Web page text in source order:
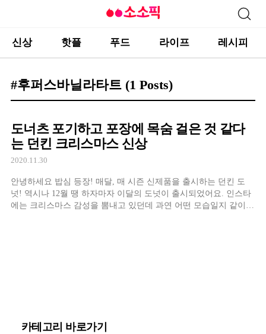
신상 핫플 푸드 라이프 레시피
#후퍼스바닐라타트 (1 Posts)
도너츠 포기하고 포장에 목숨 걸은 것 같다
는 던킨 크리스마스 신상
2020.11.30
안녕하세요 밥심 등장! 매달, 매 시즌 신제품을 출시하는 던킨 도
넛! 역시나 12월 땡 하자마자 이달의 도넛이 출시되었어요. 인스타
에는 크리스마스 감성을 뽐내고 있던데 과연 어떤 모습일지 같이
카테고리 바로가기